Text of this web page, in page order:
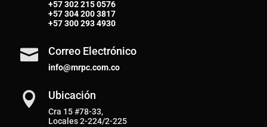
+57302 215 0576
+57304 200 3817
+57300 293 4930
 Correo Electrónico
info@mrpc.com.co
 Ubicación
Cra 15 #78-33,
Locales 2-224/2-225